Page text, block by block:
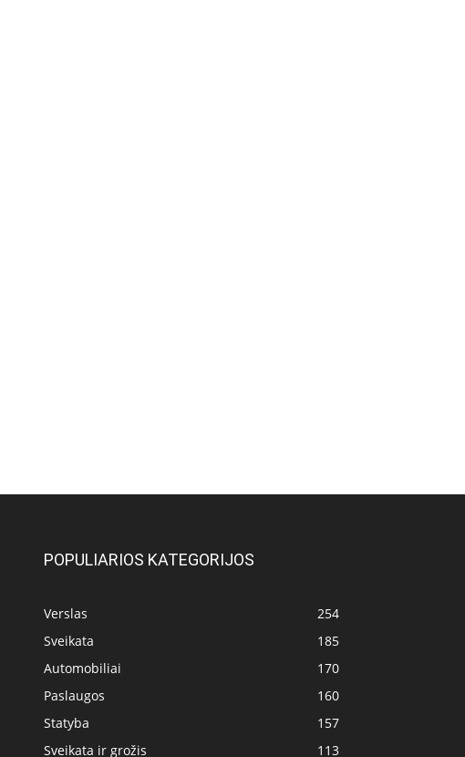
POPULIARIOS KATEGORIJOS
Verslas
254
Sveikata
185
Automobiliai
170
Paslaugos
160
Statyba
157
Sveikata ir grožis
113